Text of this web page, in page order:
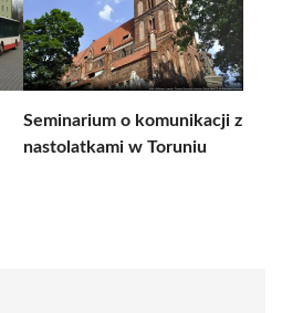
Seminarium o komunikacji z
nastolatkami w Toruniu